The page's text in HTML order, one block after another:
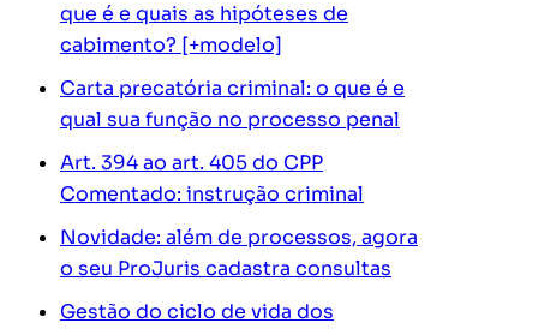
que é e quais as hipóteses de
cabimento? [+modelo]
Carta precatória criminal: o que é e
qual sua função no processo penal
Art. 394 ao art. 405 do CPP
Comentado: instrução criminal
Novidade: além de processos, agora
o seu ProJuris cadastra consultas
Gestão do ciclo de vida dos